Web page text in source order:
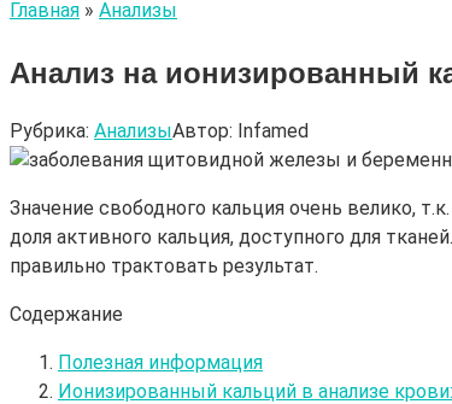
Главная » Анализы
Анализ на ионизированный
Рубрика: АнализыАвтор: Infamed
Значение свободного кальция очень велико,
доля активного кальция, доступного для
правильно трактовать результат.
Содержание
Полезная информация
Ионизированный кальций в анализе